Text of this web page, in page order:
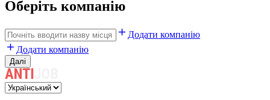
Оберіть компанію
Додати компанію
Додати компанію
Далі